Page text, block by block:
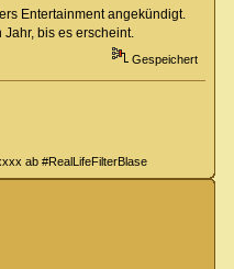
Entertainment angekündigt.
Jahr, bis es erscheint.
Gespeichert
ab #RealLifeFilterBlase